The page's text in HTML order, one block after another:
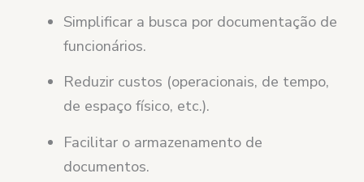
Simplificar a busca por documentação de
funcionários.
Reduzir custos (operacionais, de tempo,
de espaço físico, etc.).
Facilitar o armazenamento de
documentos.